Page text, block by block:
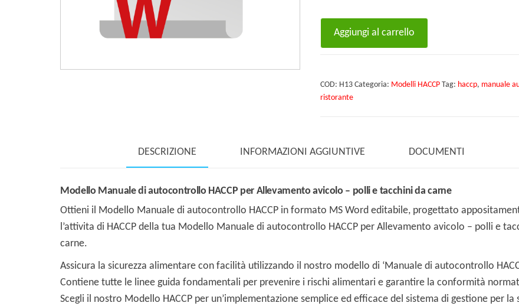
Modello
HACCP
-
e
tacchini
da
Aggiungi al carrello
COD: H13 Categoria: Modelli HACCP Tag: haccp, manuale
ristorante
DESCRIZIONE INFORMAZIONI AGGIUNTIVE DOCUMENTI
Modello Manuale di autocontrollo HACCP per Allevamento avicolo – polli e tacchini da carne
Ottieni il Modello Manuale di autocontrollo HACCP in formato MS Word editabile, progettato
l’attivita di HACCP della tua Modello Manuale di autocontrollo HACCP per Allevamento avicolo – polli e
carne.
Assicura la sicurezza alimentare con facilità utilizzando il nostro modello di ‘Manuale di autocontrollo
Contiene tutte le linee guida fondamentali per prevenire i rischi alimentari e garantire la conformità
Scegli il nostro Modello HACCP per un’implementazione semplice ed efficace del sistema di gestione per la